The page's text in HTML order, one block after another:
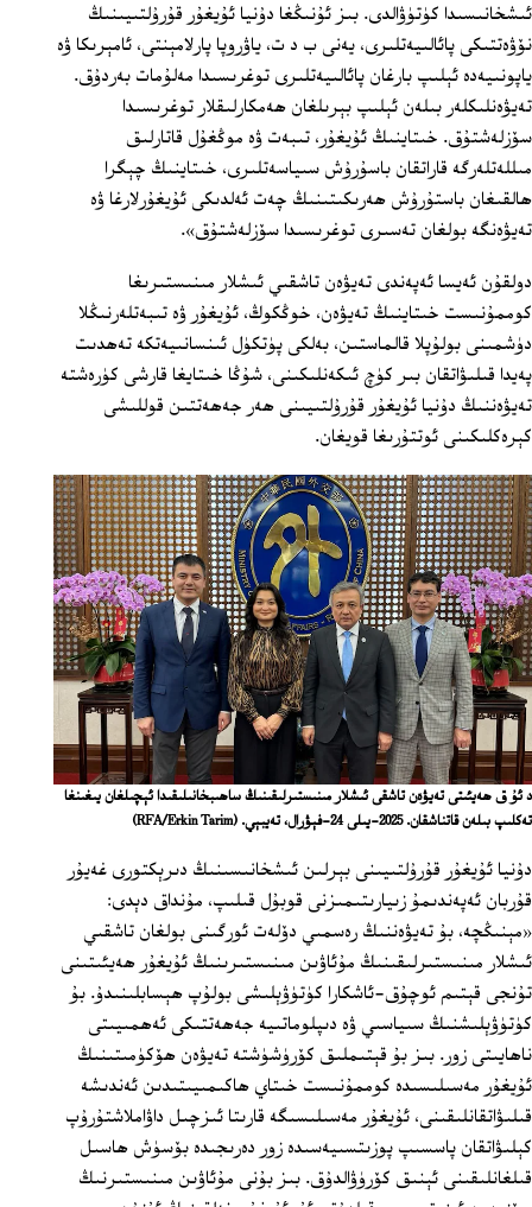
ئىشخانىسىدا كۈتۈۋالدى. بىز ئۇنىڭغا دۇنيا ئۇيغۇر قۇرۇلتىيىنىڭ
نۆۋەتتىكى پائالىيەتلىرى، يەنى ب د ت، ياۋروپا پارلامېنتى، ئامېرىكا ۋە
ياپونىيەدە ئېلىپ بارغان پائالىيەتلىرى توغرىسىدا مەلۇمات بەردۇق.
تەيۋەنلىكلەر بىلەن ئېلىپ بېرىلغان ھەمكارلىقلار توغرىسىدا
سۆزلەشتۇق. خىتاينىڭ ئۇيغۇر، تىبەت ۋە موڭغۇل قاتارلىق
مىللەتلەرگە قاراتقان باسۇرۇش سىياسەتلىرى، خىتاينىڭ چېگرا
ھالقىغان باستۇرۇش ھەرىكىتىنىڭ چەت ئەلدىكى ئۇيغۇرلارغا ۋە
تەيۋەنگە بولغان تەسىرى توغرىسىدا سۆزلەشتۇق».
دولقۇن ئەيسا ئەپەندى تەيۋەن تاشقىي ئىشلار مىنىستىرىغا
كوممۇنىست خىتاينىڭ تەيۋەن، خوڭكوڭ، ئۇيغۇر ۋە تىبەتلەرنىڭلا
دۈشمىنى بولۇپلا قالماستىن، بەلكى پۈتكۈل ئىنسانىيەتكە تەھدىت
پەيدا قىلىۋاتقان بىر كۈچ ئىكەنلىكىنى، شۇڭا خىتايغا قارشى كۈرەشتە
تەيۋەننىڭ دۇنيا ئۇيغۇر قۇرۇلتىيىنى ھەر جەھەتتىن قوللىشى
كېرەكلىكىنى ئوتتۇرىغا قويغان.
د ئۇ ق ھەيئىتى تەيۋەن تاشقى ئىشلار مىنىستىرلىقىنىڭ ساھىبخانىلىقىدا ئېچىلغان يىغىنغا
تەكلىپ بىلەن قاتناشقان. 2025-يىلى 24-فېۋرال، تەيبېي.
(RFA/Erkin Tarim)
دۇنيا ئۇيغۇر قۇرۇلتىيىنى بېرلىن ئىشخانىسىنىڭ دىرېكتورى غەيۇر
قۇربان ئەپەندىمۇ زىيارىتىمىزنى قوبۇل قىلىپ، مۇنداق دېدى:
«مېنىڭچە، بۇ تەيۋەننىڭ رەسمىي دۆلەت ئورگىنى بولغان تاشقىي
ئىشلار مىنىستىرلىقىنىڭ مۇئاۋىن مىنىستىرىنىڭ ئۇيغۇر ھەيئىتىنى
تۇنجى قېتىم ئوچۇق-ئاشكارا كۈتۈۋېلىشى بولۇپ ھېسابلىنىدۇ. بۇ
كۈتۈۋېلىشنىڭ سىياسىي ۋە دىپلوماتىيە جەھەتتىكى ئەھمىيىتى
ناھايىتى زور. بىز بۇ قېتىملىق كۆرۈشۈشتە تەيۋەن ھۆكۈمىتىنىڭ
ئۇيغۇر مەسىلىسىدە كوممۇنىست خىتاي ھاكىمىيىتىدىن ئەندىشە
قىلىۋاتقانلىقىنى، ئۇيغۇر مەسىلىسىگە قارىتا ئىزچىل داۋاملاشتۇرۇپ
كېلىۋاتقان پاسسىپ پوزىتسىيەسىدە زور دەرىجىدە بۆسۈش ھاسىل
قىلغانلىقىنى ئېنىق كۆرۈۋالدۇق. بىز بۇنى مۇئاۋىن مىنىستىرنىڭ